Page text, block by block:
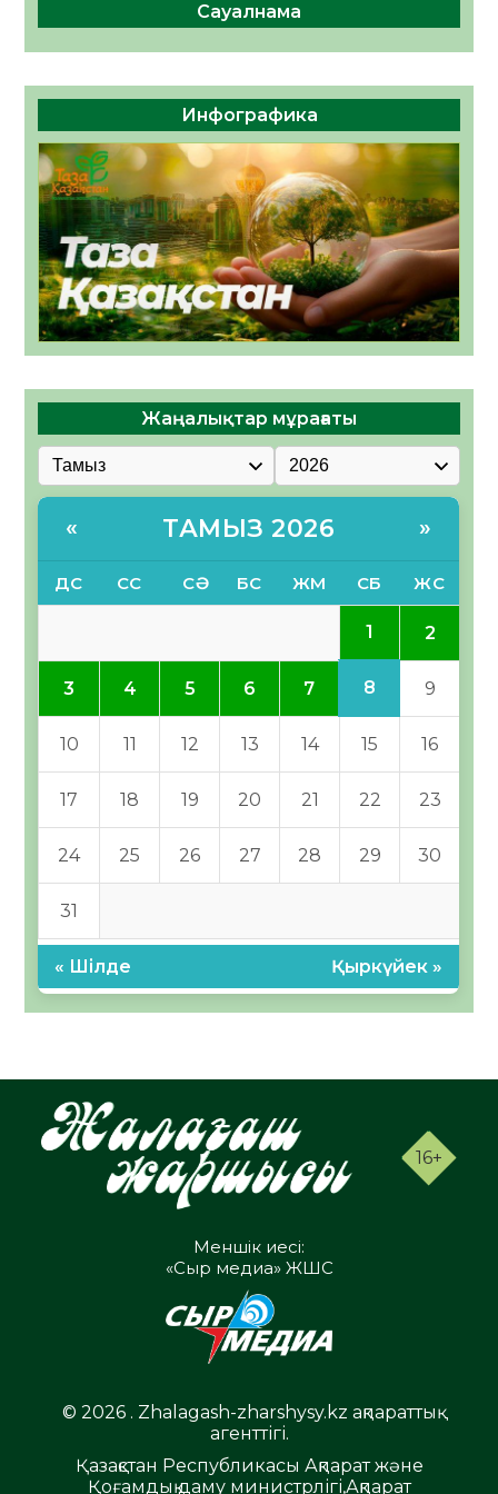
Сауалнама
Инфографика
Жаңалықтар мұрағаты
« ТАМЫЗ 2026 »
ДС СС СӘ БС ЖМ СБ ЖС
1 2
3 4 5 6 7 8 9
10 11 12 13 14 15 16
17 18 19 20 21 22 23
24 25 26 27 28 29 30
31
« Шілде Қыркүйек »
16+
Меншік иесі:
«Сыр медиа» ЖШС
© 2026 . Zhalagash-zharshysy.kz ақпараттық
агенттігі.
Қазақстан Республикасы Ақпарат және
Қоғамдық даму министрлігі,Ақпарат